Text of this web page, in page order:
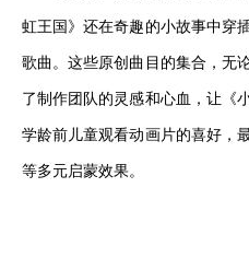
虹王国》还在奇趣的小故事中穿
歌曲。这些原创曲目的集合，无
了制作团队的灵感和心血，让《
学龄前儿童观看动画片的喜好，
等多元启蒙效果。